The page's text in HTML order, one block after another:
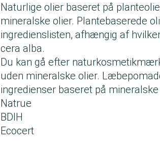
Naturlige olier baseret på
mineralske olier. Plantebaserede
ingredienslisten, afhængig af
cera alba.
Du kan gå efter
uden mineralske olier.
ingredienser baseret på mineralske
Natrue
BDIH
Ecocert